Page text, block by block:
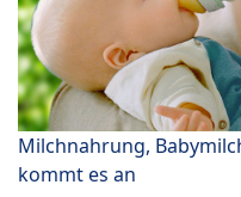
Milchnahrung,
kommt es an